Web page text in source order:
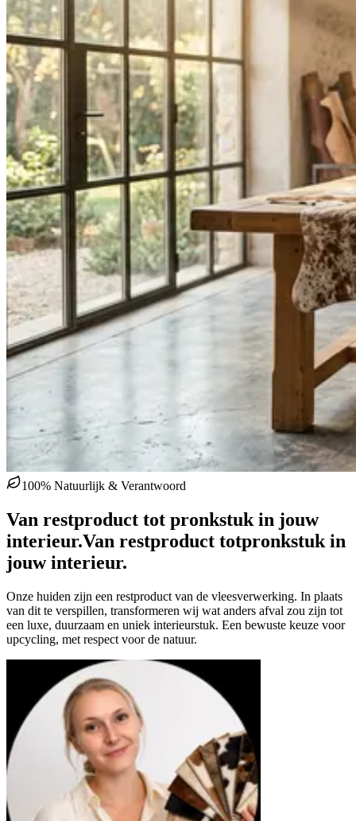
100% Natuurlijk & Verantwoord
Van restproduct tot pronkstuk in jouw
interieur.Van restproduct totpronkstuk in
jouw interieur.
Onze huiden zijn een restproduct van de vleesverwerking. In plaats
van dit te verspillen, transformeren wij wat anders afval zou zijn tot
een luxe, duurzaam en uniek interieurstuk. Een bewuste keuze voor
upcycling, met respect voor de natuur.